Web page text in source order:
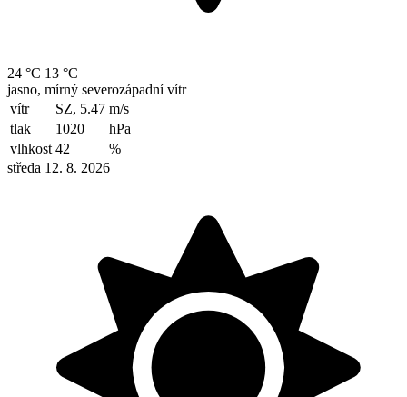
24 °C 13 °C
jasno, mírný severozápadní vítr
vítr
SZ, 5.47 m/s
tlak
1020
hPa
vlhkost 42
%
středa 12. 8. 2026